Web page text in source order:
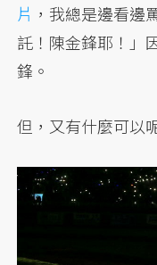
片 ，我總是邊看邊
託！陳金鋒耶！」
鋒。
但，又有什麼可以